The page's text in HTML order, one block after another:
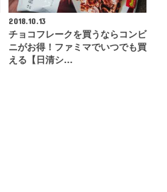
2018.10.13
チョコフレークを買うならコンビ
ニがお得！ファミマでいつでも買
える【日清シ…